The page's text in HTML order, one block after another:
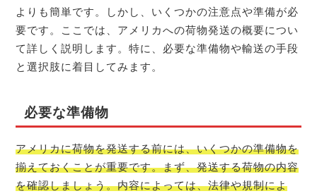
よりも簡単です。しかし、いくつかの注意点や準備が必
要です。ここでは、アメリカへの荷物発送の概要につい
て詳しく説明します。特に、必要な準備物や輸送の手段
と選択肢に着目してみます。
必要な準備物
アメリカに荷物を発送する前には、いくつかの準備物を
揃えておくことが重要です。まず、発送する荷物の内容
を確認しましょう。内容によっては、法律や規制によ